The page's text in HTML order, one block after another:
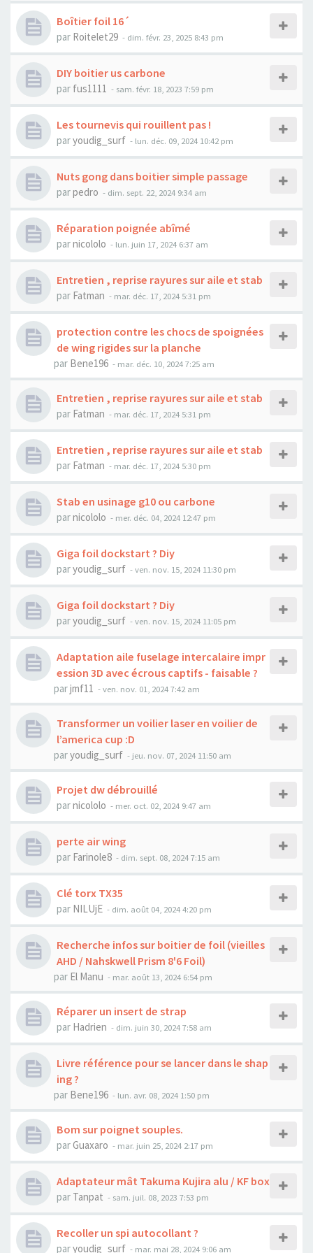
Boîtier foil 16´
par Roitelet29 - dim. févr. 23, 2025 8:43 pm
DIY boitier us carbone
par fus1111 - sam. févr. 18, 2023 7:59 pm
Les tournevis qui rouillent pas !
paryoudig_surf - lun. déc. 09, 2024 10:42 pm
Nuts gong dans boitier simple passage
parpedro - dim. sept. 22, 2024 9:34 am
Réparation poignée abîmé
parnicololo - lun. juin 17, 2024 6:37 am
Entretien , reprise rayures sur aile et stab
par Fatman - mar. déc. 17, 2024 5:31 pm
protection contre les chocs de spoignées
de wing rigides sur la planche
par Bene196 - mar. déc. 10, 2024 7:25 am
Entretien , reprise rayures sur aile et stab
par Fatman - mar. déc. 17, 2024 5:31 pm
Entretien , reprise rayures sur aile et stab
par Fatman - mar. déc. 17, 2024 5:30 pm
Stab en usinage g10 ou carbone
parnicololo - mer. déc. 04, 2024 12:47 pm
Giga foil dockstart ? Diy
paryoudig_surf -ven. nov. 15, 2024 11:30 pm
Giga foil dockstart ? Diy
paryoudig_surf -ven. nov. 15, 2024 11:05 pm
Adaptation aile fuselage intercalaire impr
ession 3D avec écrous captifs - faisable ?
parjmf11 -ven. nov. 01, 2024 7:42 am
Transformer un voilier laser en voilier de
l’america cup :D
paryoudig_surf - jeu. nov. 07, 2024 11:50 am
Projet dw débrouillé
parnicololo - mer. oct. 02, 2024 9:47 am
perte air wing
par Farinole8 - dim. sept. 08, 2024 7:15 am
Clé torx TX35
par NILUjE - dim. août 04, 2024 4:20 pm
Recherche infos sur boitier de foil (vieilles
AHD / Nahskwell Prism 8'6 Foil)
par El Manu - mar. août 13, 2024 6:54 pm
Réparer un insert de strap
par Hadrien - dim. juin 30, 2024 7:58 am
Livre référence pour se lancer dans le shap
ing ?
par Bene196 - lun. avr. 08, 2024 1:50 pm
Bom sur poignet souples.
parGuaxaro - mar. juin 25, 2024 2:17 pm
Adaptateur mât Takuma Kujira alu / KF box
par Tanpat - sam. juil. 08, 2023 7:53 pm
Recoller un spi autocollant ?
paryoudig_surf - mar. mai 28, 2024 9:06 am